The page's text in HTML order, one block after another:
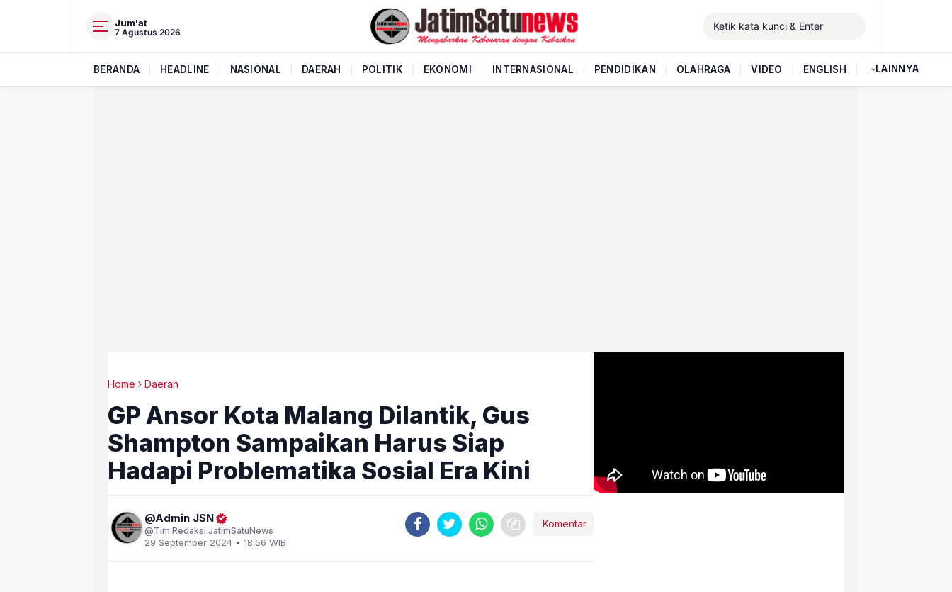
Jum'at
7 Agustus 2026
BERANDA HEADLINE NASIONAL DAERAH POLITIK EKONOMI INTERNASIONAL PENDIDIKAN OLAHRAGA VIDEO ENGLISH LAINNYA
Home Daerah
GP Ansor Kota Malang Dilantik, Gus
Shampton Sampaikan Harus Siap
Hadapi Problematika Sosial Era Kini
Admin JSN
Tim Redaksi JatimSatuNews
29 September 2024 • 18.56 WIB
Komentar